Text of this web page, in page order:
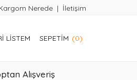
Nerede İletişim
LISTEM SEPETIM (0)
Alışveriş